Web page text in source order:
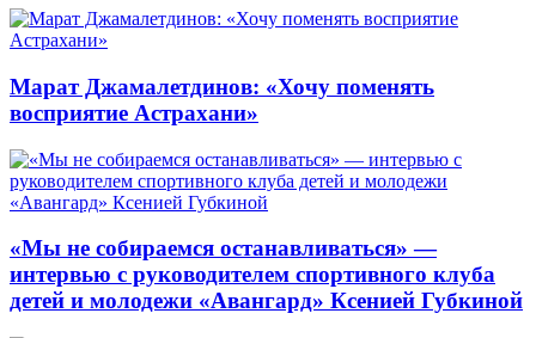
Марат Джамалетдинов: «Хочу поменять
восприятие Астрахани»
«Мы не собираемся останавливаться» —
интервью с руководителем спортивного клуба
детей и молодежи «Авангард» Ксенией Губкиной